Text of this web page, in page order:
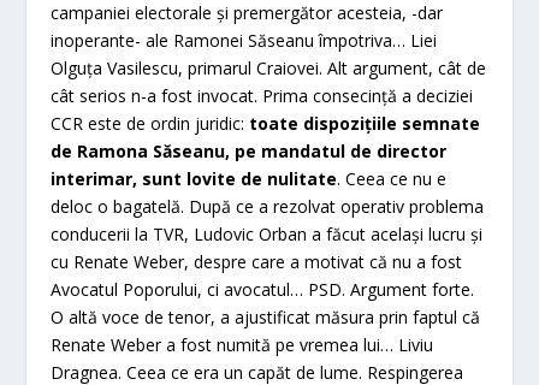
campaniei electorale şi premergător acesteia, -dar
inoperante- ale Ramonei Săseanu împotriva… Liei
Olguţa Vasilescu, primarul Craiovei. Alt argument, cât de
cât serios n-a fost invocat. Prima consecinţă a deciziei
CCR este de ordin juridic: toate dispoziţiile semnate
de Ramona Săseanu, pe mandatul de director
interimar, sunt lovite de nulitate. Ceea ce nu e
deloc o bagatelă. După ce a rezolvat operativ problema
conducerii la TVR, Ludovic Orban a făcut acelaşi lucru şi
cu Renate Weber, despre care a motivat că nu a fost
Avocatul Poporului, ci avocatul… PSD. Argument forte.
O altă voce de tenor, a ajustificat măsura prin faptul că
Renate Weber a fost numită pe vremea lui… Liviu
Dragnea. Ceea ce era un capăt de lume. Respingerea